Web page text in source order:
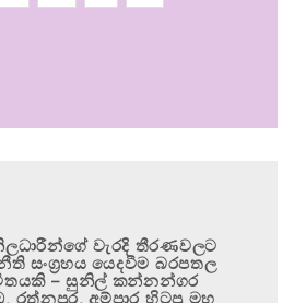
වැරදි තීරණවලට
සංග්‍රහය යෙදවීම බරපතල
– සුනිල් කන්නන්ගර
රත්නපුර, අම්පාර හිටපු මහ